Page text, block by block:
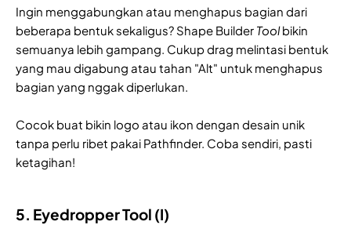
Ingin menggabungkan atau menghapus bagian dari
beberapa bentuk sekaligus? Shape Builder Toolbikin
semuanya lebih gampang. Cukup drag melintasi bentuk
yang mau digabung atau tahan "Alt" untuk menghapus
bagian yang nggak diperlukan.
Cocok buat bikin logo atau ikon dengan desain unik
tanpa perlu ribet pakai Pathfinder. Coba sendiri, pasti
ketagihan!
5. Eyedropper Tool (I)